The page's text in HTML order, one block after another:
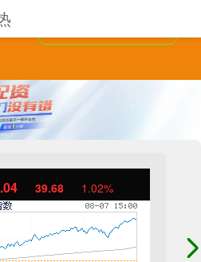
39.68 1.02%